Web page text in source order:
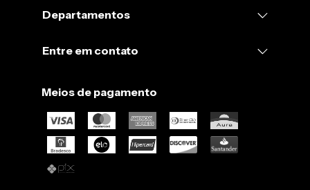
Departamentos
Entre em contato
Meios de pagamento